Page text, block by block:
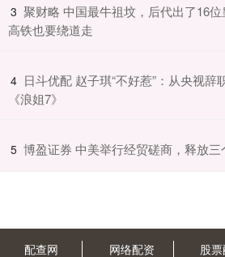
3 聚财略 中国最牛祖坟，后代出了16位
高铁也要绕道走
4 日斗优配 赵子琪“不好惹”：从央视
《浪姐7》
5 博盈证券 中美举行经贸磋商，释放
配查网 网络配资 股